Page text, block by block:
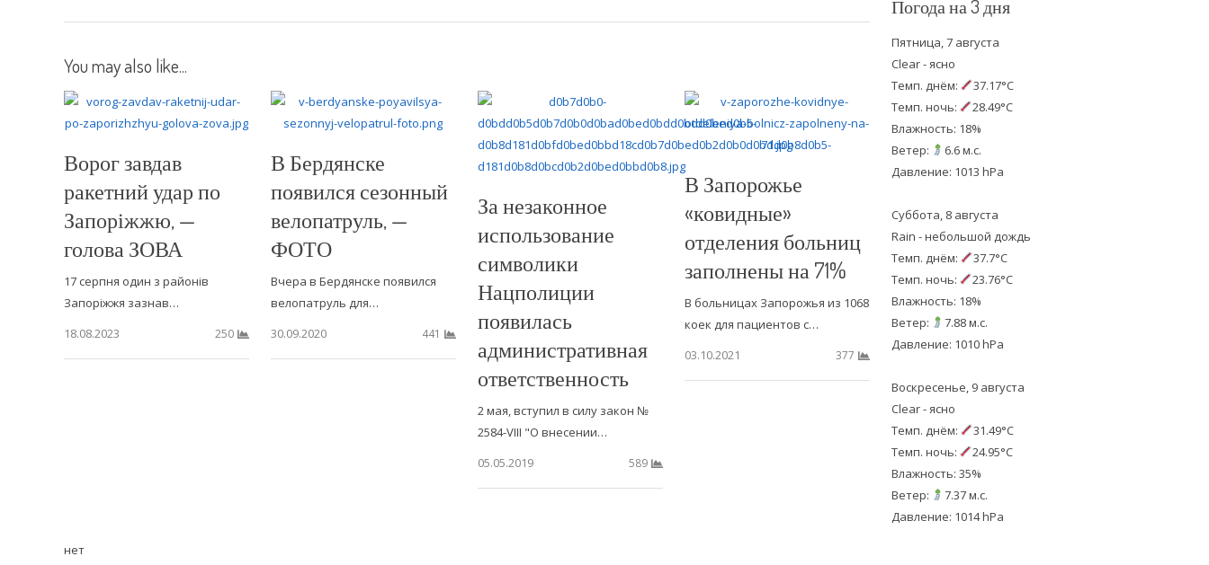
You may also like...
Ворог завдав
ракетний удар по
Запоріжжю, —
голова ЗОВА
17 серпня один з районів
Запоріжжя зазнав…
18.08.2023
250
В Бердянске
появился сезонный
велопатруль, —
ФОТО
Вчера в Бердянске появился
велопатруль для…
30.09.2020
441
За незаконное
использование
символики
Нацполиции
появилась
административная
ответственность
2 мая, вступил в силу закон №
2584-VIII "О внесении…
05.05.2019
589
В Запорожье
«ковидные»
отделения больниц
заполнены на 71%
В больницах Запорожья из 1068
коек для пациентов с…
03.10.2021
377
нет
Погода на 3 дня
Пятница, 7 августа
Clear - ясно
Темп. днём:
37.17°C
Темп. ночь:
28.49°C
Влажность: 18%
Ветер:
6.6 м.с.
Давление: 1013 hPa
Суббота, 8 августа
Rain - небольшой дождь
Темп. днём:
37.7°C
Темп. ночь:
23.76°C
Влажность: 18%
Ветер:
7.88 м.с.
Давление: 1010 hPa
Воскресенье, 9 августа
Clear - ясно
Темп. днём:
31.49°C
Темп. ночь:
24.95°C
Влажность: 35%
Ветер:
7.37 м.с.
Давление: 1014 hPa